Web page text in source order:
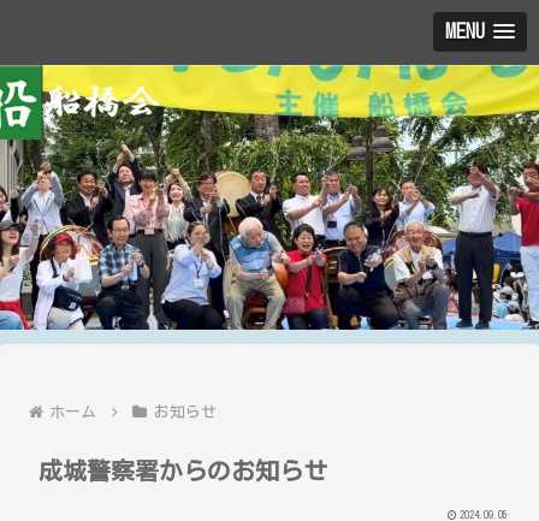
MENU
ホーム お知らせ
成城警察署からのお知らせ
2024.09.05